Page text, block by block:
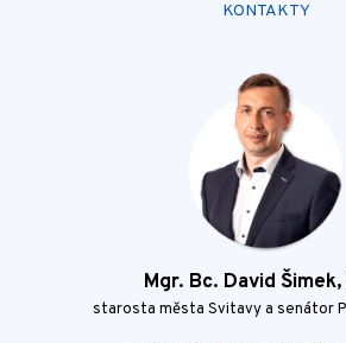
KONTAKTY
Mgr. Bc. David Šimek,
starosta města Svitavy a senátor